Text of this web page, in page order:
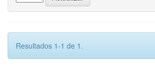
Resultados 1-1 de 1.